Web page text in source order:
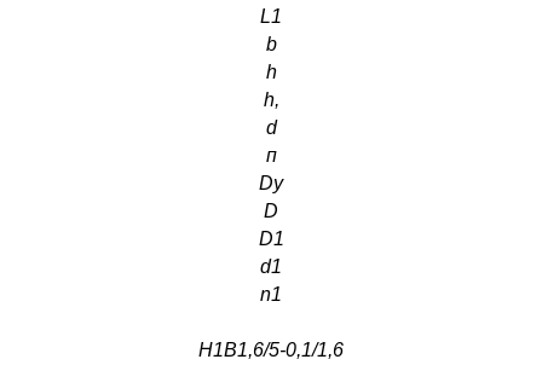
L1
b
h
h,
d
п
Dу
D
D1
d1
n1
Н1В1,6/5-0,1/1,6